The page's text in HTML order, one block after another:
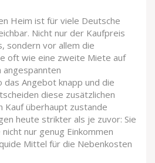
Heim ist für viele Deutsche
Nicht nur der Kaufpreis
sondern vor allem die
oft wie eine zweite Miete auf
angespannten
das Angebot knapp und die
diese zusätzlichen
Kauf überhaupt zustande
heute strikter als je zuvor: Sie
nur genug Einkommen
Mittel für die Nebenkosten